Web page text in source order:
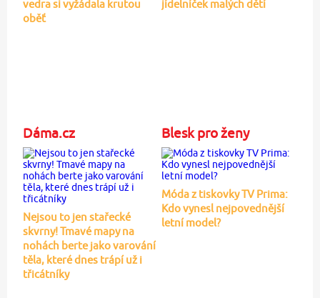
vedra si vyžádala krutou
oběť
jídelníček malých dětí
Dáma.cz
Nejsou to jen stařecké
skvrny! Tmavé mapy na
nohách berte jako varování
těla, které dnes trápí už i
třicátníky
Blesk pro ženy
Móda z tiskovky TV Prima:
Kdo vynesl nejpovednější
letní model?